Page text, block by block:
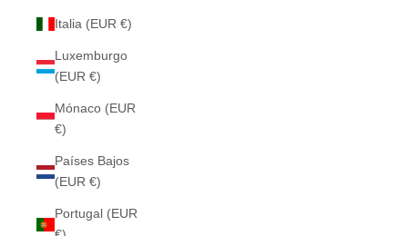
Italia (EUR €)
Luxemburgo
(EUR €)
Mónaco (EUR
€)
Países Bajos
(EUR €)
Portugal (EUR